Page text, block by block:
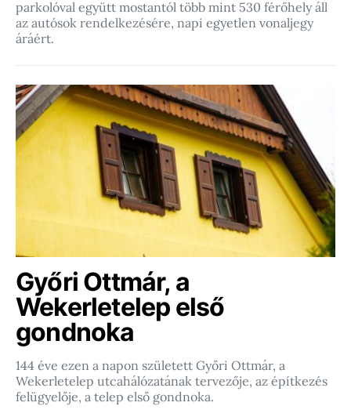
parkolóval együtt mostantól több mint 530 férőhely áll
az autósok rendelkezésére, napi egyetlen vonaljegy
áráért.
Győri Ottmár, a
Wekerletelep első
gondnoka
144 éve ezen a napon született Győri Ottmár, a
Wekerletelep utcahálózatának tervezője, az építkezés
felügyelője, a telep első gondnoka.